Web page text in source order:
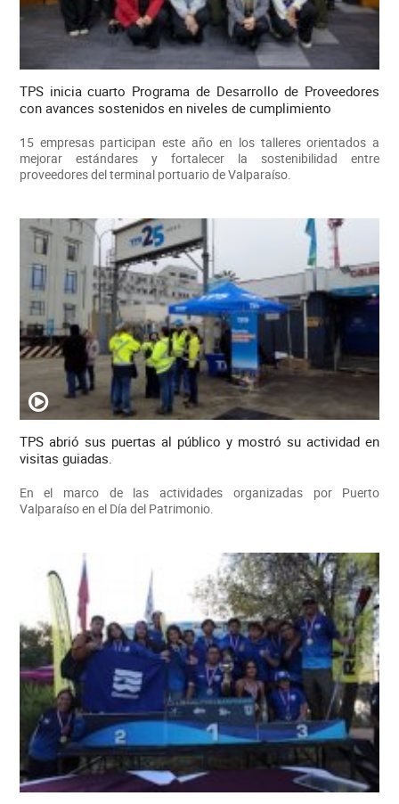
TPS inicia cuarto Programa de Desarrollo de Proveedores
con avances sostenidos en niveles de cumplimiento
15 empresas participan este año en los talleres orientados a
mejorar estándares y fortalecer la sostenibilidad entre
proveedores del terminal portuario de Valparaíso.
TPS abrió sus puertas al público y mostró su actividad en
visitas guiadas.
En el marco de las actividades organizadas por Puerto
Valparaíso en el Día del Patrimonio.